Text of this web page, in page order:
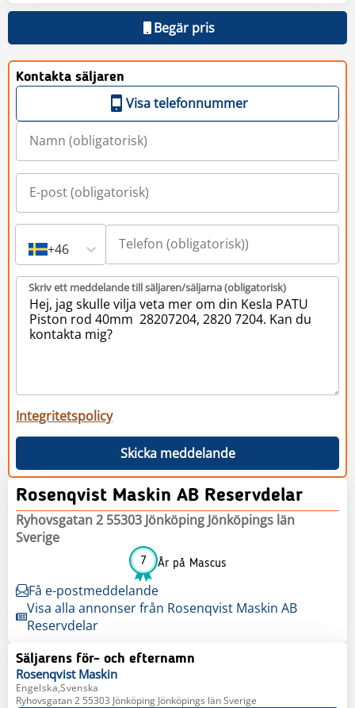
Begär pris
Kontakta säljaren
Visa telefonnummer
+46
Skriv ett meddelande till säljaren/säljarna (obligatorisk)
Integritetspolicy
Skicka meddelande
Rosenqvist Maskin AB Reservdelar
Ryhovsgatan 2 55303 Jönköping Jönköpings län
Sverige
7 År på Mascus
Få e-postmeddelande
Visa alla annonser från Rosenqvist Maskin AB
Reservdelar
Säljarens för- och efternamn
Rosenqvist Maskin
Engelska,Svenska
Ryhovsgatan 2 55303 Jönköping Jönköpings län Sverige